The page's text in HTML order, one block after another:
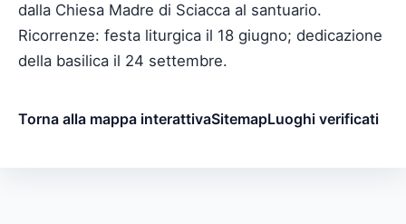
dalla Chiesa Madre di Sciacca al santuario.
Ricorrenze: festa liturgica il 18 giugno; dedicazione
della basilica il 24 settembre.
Torna alla mappa interattivaSitemapLuoghi verificati